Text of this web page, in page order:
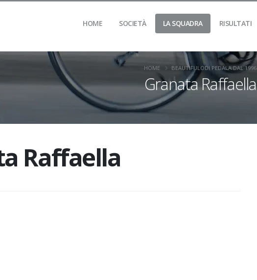
HOME SOCIETÀ LA SQUADRA RISULTATI
Granata Raffaella
HOME BEAUTIFULODI PEDALA DAL 1996
Raffaella